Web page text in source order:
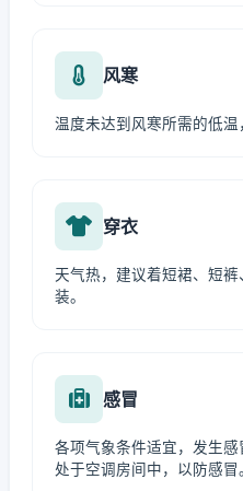
风寒
温度未达到风寒所需的低温
穿衣
天气热，建议着短裙、短
装。
感冒
各项气象条件适宜，发生
处于空调房间中，以防感冒